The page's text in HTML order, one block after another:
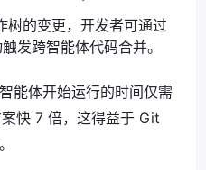
树的变更，开发者可通过
发跨智能体代码合并。
能体开始运行的时间仅需
快 7 倍，这得益于 Git